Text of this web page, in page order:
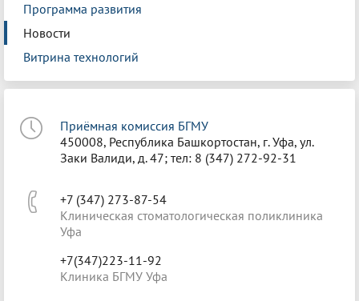
Программа развития
Новости
Витрина технологий
Приёмная комиссия БГМУ
450008, Республика Башкортостан, г. Уфа, ул.
Заки Валиди, д. 47; тел: 8 (347) 272-92-31
+7 (347) 273-87-54
Клиническая стоматологическая поликлиника
Уфа
+7(347)223-11-92
Клиника БГМУ Уфа